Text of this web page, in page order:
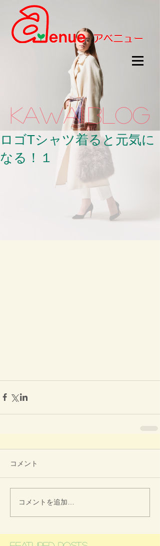
kawaii.BLOG
ロゴTシャツ着ると元気に
なる！１
コメント
コメントを追加…